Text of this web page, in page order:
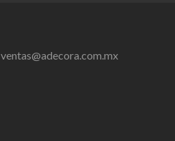
ventas@adecora.com.mx